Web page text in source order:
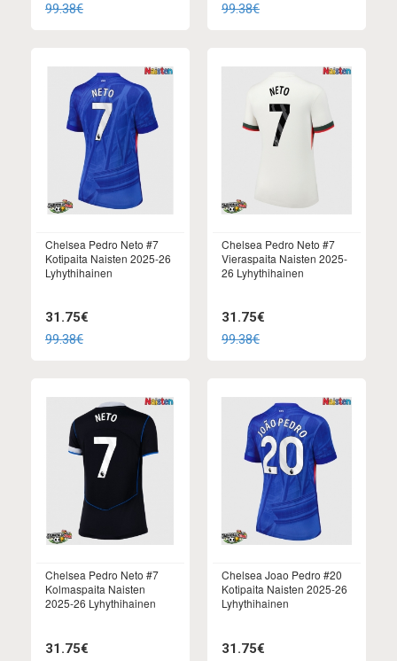
99.38€
99.38€
Chelsea Pedro Neto #7
Kotipaita Naisten 2025-26
Lyhythihainen
31.75€
99.38€
Chelsea Pedro Neto #7
Vieraspaita Naisten 2025-
26 Lyhythihainen
31.75€
99.38€
Chelsea Pedro Neto #7
Kolmaspaita Naisten
2025-26 Lyhythihainen
31.75€
Chelsea Joao Pedro #20
Kotipaita Naisten 2025-26
Lyhythihainen
31.75€